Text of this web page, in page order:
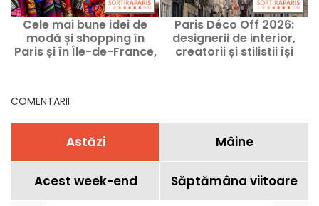
Cele mai bune idei de
modă și shopping în
Paris și în Île-de-France,
Paris Déco Off 2026:
designerii de interior,
creatorii și stilistii își
COMENTARII
Astăzi Mâine
Acest week-end Săptămâna viitoare